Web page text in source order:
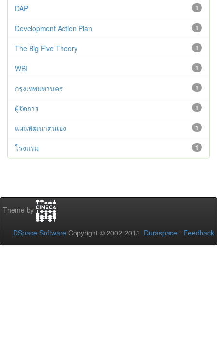
1
DAP
1
Development Action Plan
1
The Big Five Theory
1
WBI
1
กรุงเทพมหานคร
1
ผู้จัดการ
1
แผนพัฒนาตนเอง
1
โรงแรม
Theme by
DSpace Software Copyright © 2002-2013 Duraspace - Feedback